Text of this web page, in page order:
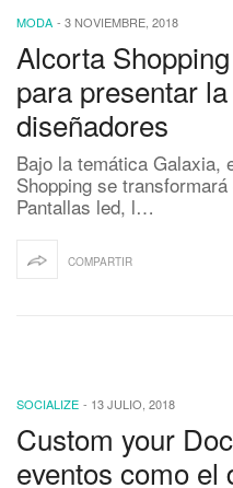
MODA - 3 NOVIEMBRE, 2018
Alcorta
para presentar
diseñadores
Bajo la temática Galaxia,
Shopping se
Pantallas led, l…
COMPARTIR
SOCIALIZE - 13 JULIO, 2018
Custom your
eventos como el